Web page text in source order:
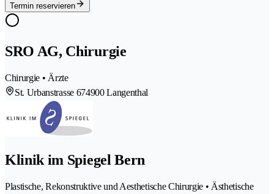
Termin reservieren
SRO AG, Chirurgie
Chirurgie • Ärzte
St. Urbanstrasse 674900 Langenthal
Klinik im Spiegel Bern
Plastische, Rekonstruktive und Aesthetische Chirurgie • Ästhetische